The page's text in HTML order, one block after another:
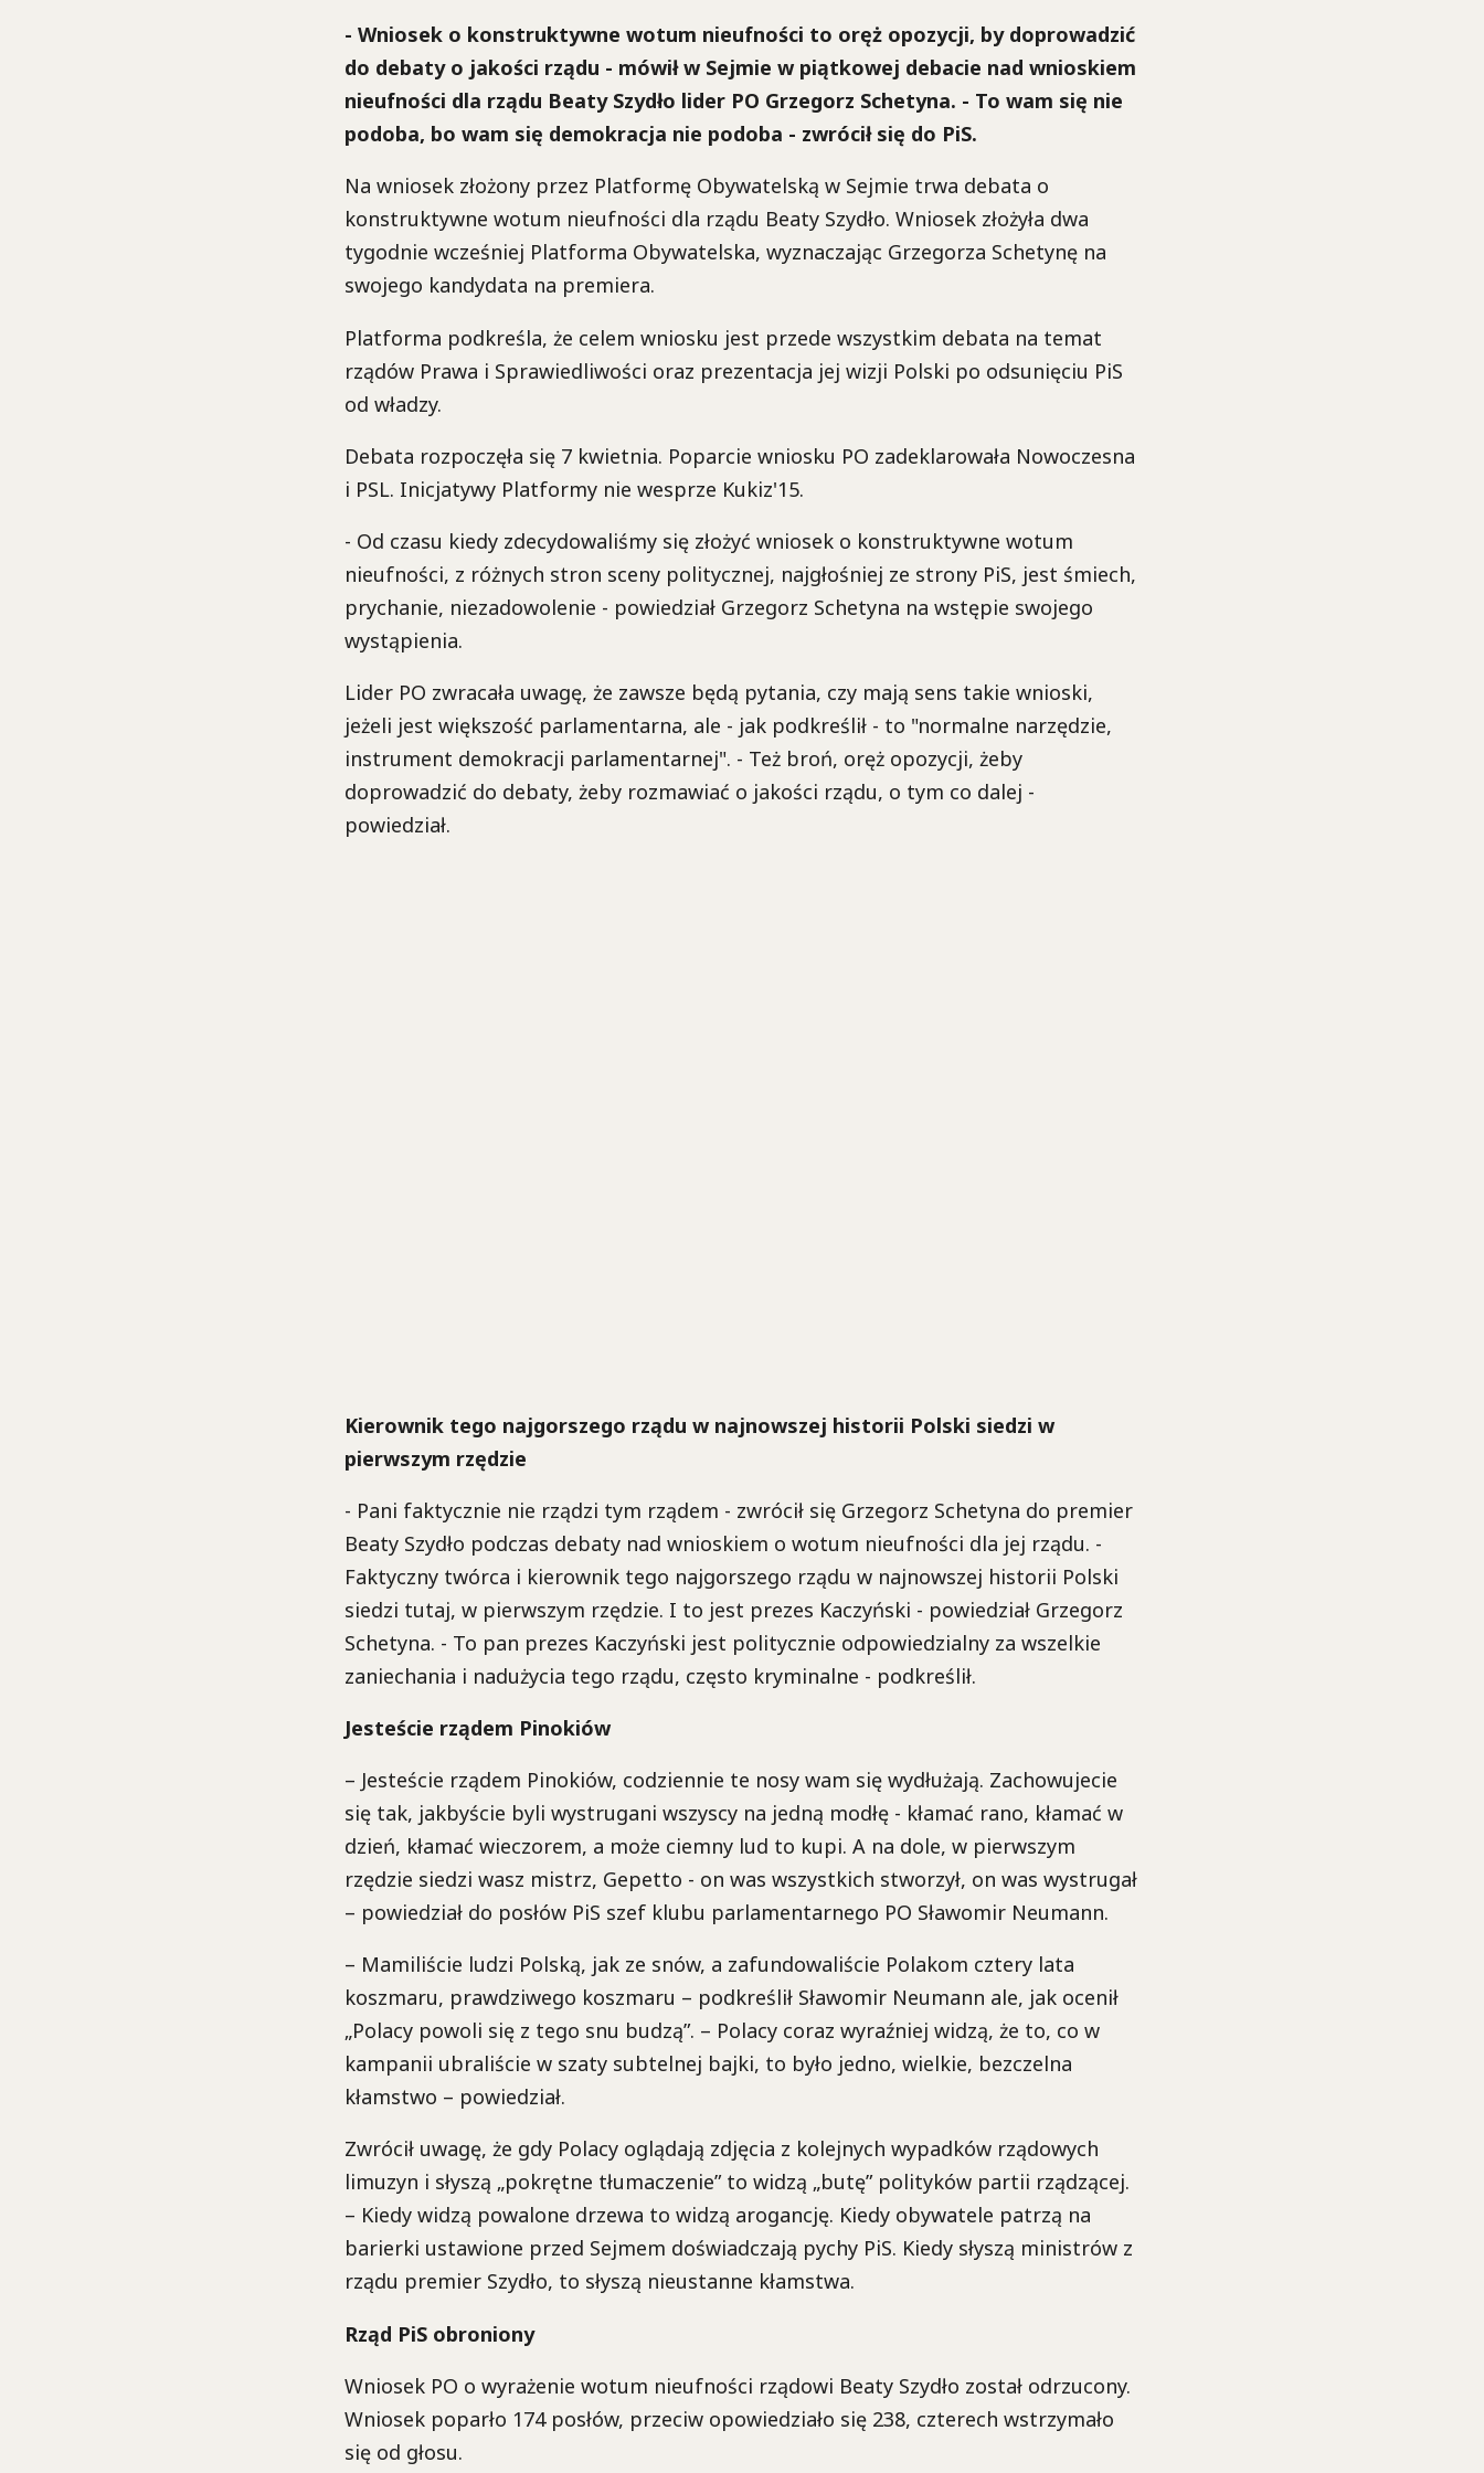
- Wniosek o konstruktywne wotum nieufności to oręż opozycji, by doprowadzić
do debaty o jakości rządu - mówił w Sejmie w piątkowej debacie nad wnioskiem
nieufności dla rządu Beaty Szydło lider PO Grzegorz Schetyna. - To wam się nie
podoba, bo wam się demokracja nie podoba - zwrócił się do PiS.
Na wniosek złożony przez Platformę Obywatelską w Sejmie trwa debata o
konstruktywne wotum nieufności dla rządu Beaty Szydło. Wniosek złożyła dwa
tygodnie wcześniej Platforma Obywatelska, wyznaczając Grzegorza Schetynę na
swojego kandydata na premiera.
Platforma podkreśla, że celem wniosku jest przede wszystkim debata na temat
rządów Prawa i Sprawiedliwości oraz prezentacja jej wizji Polski po odsunięciu PiS
od władzy.
Debata rozpoczęła się 7 kwietnia. Poparcie wniosku PO zadeklarowała Nowoczesna
i PSL. Inicjatywy Platformy nie wesprze Kukiz'15.
- Od czasu kiedy zdecydowaliśmy się złożyć wniosek o konstruktywne wotum
nieufności, z różnych stron sceny politycznej, najgłośniej ze strony PiS, jest śmiech,
prychanie, niezadowolenie - powiedział Grzegorz Schetyna na wstępie swojego
wystąpienia.
Lider PO zwracała uwagę, że zawsze będą pytania, czy mają sens takie wnioski,
jeżeli jest większość parlamentarna, ale - jak podkreślił - to "normalne narzędzie,
instrument demokracji parlamentarnej". - Też broń, oręż opozycji, żeby
doprowadzić do debaty, żeby rozmawiać o jakości rządu, o tym co dalej -
powiedział.
Kierownik tego najgorszego rządu w najnowszej historii Polski siedzi w
pierwszym rzędzie
- Pani faktycznie nie rządzi tym rządem - zwrócił się Grzegorz Schetyna do premier
Beaty Szydło podczas debaty nad wnioskiem o wotum nieufności dla jej rządu. -
Faktyczny twórca i kierownik tego najgorszego rządu w najnowszej historii Polski
siedzi tutaj, w pierwszym rzędzie. I to jest prezes Kaczyński - powiedział Grzegorz
Schetyna. - To pan prezes Kaczyński jest politycznie odpowiedzialny za wszelkie
zaniechania i nadużycia tego rządu, często kryminalne - podkreślił.
Jesteście rządem Pinokiów
– Jesteście rządem Pinokiów, codziennie te nosy wam się wydłużają. Zachowujecie
się tak, jakbyście byli wystrugani wszyscy na jedną modłę - kłamać rano, kłamać w
dzień, kłamać wieczorem, a może ciemny lud to kupi. A na dole, w pierwszym
rzędzie siedzi wasz mistrz, Gepetto - on was wszystkich stworzył, on was wystrugał
– powiedział do posłów PiS szef klubu parlamentarnego PO Sławomir Neumann.
– Mamiliście ludzi Polską, jak ze snów, a zafundowaliście Polakom cztery lata
koszmaru, prawdziwego koszmaru – podkreślił Sławomir Neumann ale, jak ocenił
„Polacy powoli się z tego snu budzą”. – Polacy coraz wyraźniej widzą, że to, co w
kampanii ubraliście w szaty subtelnej bajki, to było jedno, wielkie, bezczelna
kłamstwo – powiedział.
Zwrócił uwagę, że gdy Polacy oglądają zdjęcia z kolejnych wypadków rządowych
limuzyn i słyszą „pokrętne tłumaczenie” to widzą „butę” polityków partii rządzącej.
– Kiedy widzą powalone drzewa to widzą arogancję. Kiedy obywatele patrzą na
barierki ustawione przed Sejmem doświadczają pychy PiS. Kiedy słyszą ministrów z
rządu premier Szydło, to słyszą nieustanne kłamstwa.
Rząd PiS obroniony
Wniosek PO o wyrażenie wotum nieufności rządowi Beaty Szydło został odrzucony.
Wniosek poparło 174 posłów, przeciw opowiedziało się 238, czterech wstrzymało
się od głosu.